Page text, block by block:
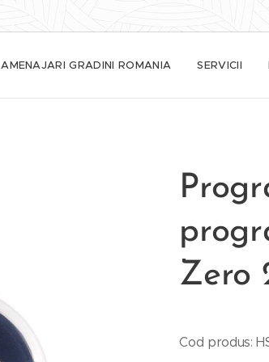
AMENAJARI GRADINI ROMANIA SERVICII
Zero
Cod produs: